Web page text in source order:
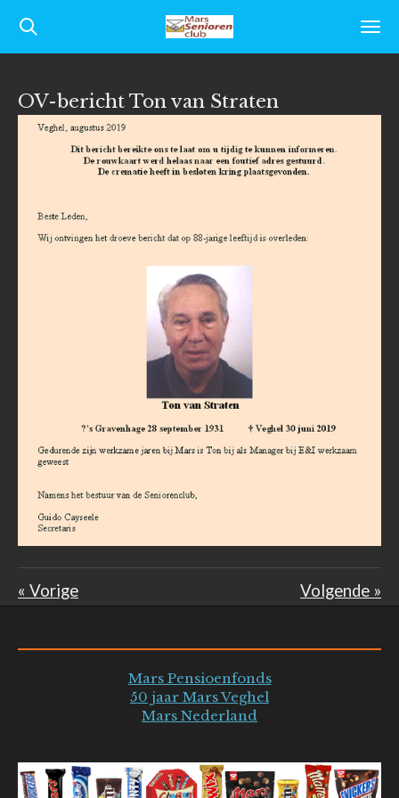
Ga
direct
de
OV-bericht Ton van Straten
« Vorige Volgende »
Mars Pensioenfonds
50 jaar Mars Veghel
Mars Nederland